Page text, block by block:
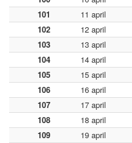
101
11 april
102
12 april
103
13 april
104
14 april
105
15 april
106
16 april
107
17 april
108
18 april
109
19 april